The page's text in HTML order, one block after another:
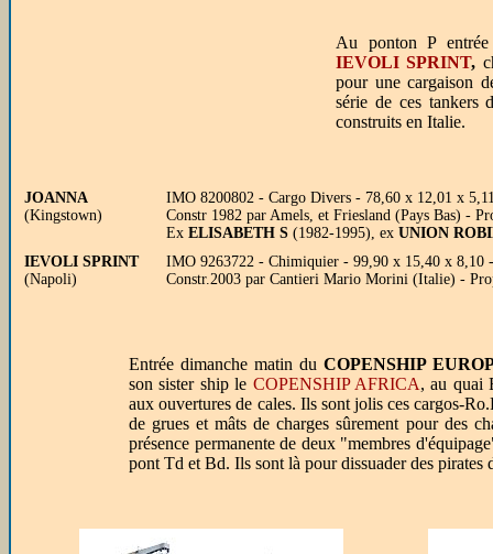
Au ponton P
IEVOLI SPRINT,
pour une cargaison
série de ces tankers
construits en Italie.
JOANNA
(Kingstown)
IMO 8200802 - Cargo Divers - 78,60 x 12,01 x
Constr 1982 par Amels, et Friesland (Pays Bas) -
Ex ELISABETH S (1982-1995), ex UNION
IEVOLI SPRINT
(Napoli)
IMO 9263722 - Chimiquier - 99,90 x 15,40 x 8,10
Constr.2003 par Cantieri Mario Morini (Italie) -
Entrée dimanche matin du COPENSHIP
son sister ship le COPENSHIP AFRICA, au quai
aux ouvertures de cales. Ils sont jolis ces cargos-
de grues et mâts de charges sûrement pour des
présence permanente de deux "membres
pont Td et Bd. Ils sont là pour dissuader des pirates